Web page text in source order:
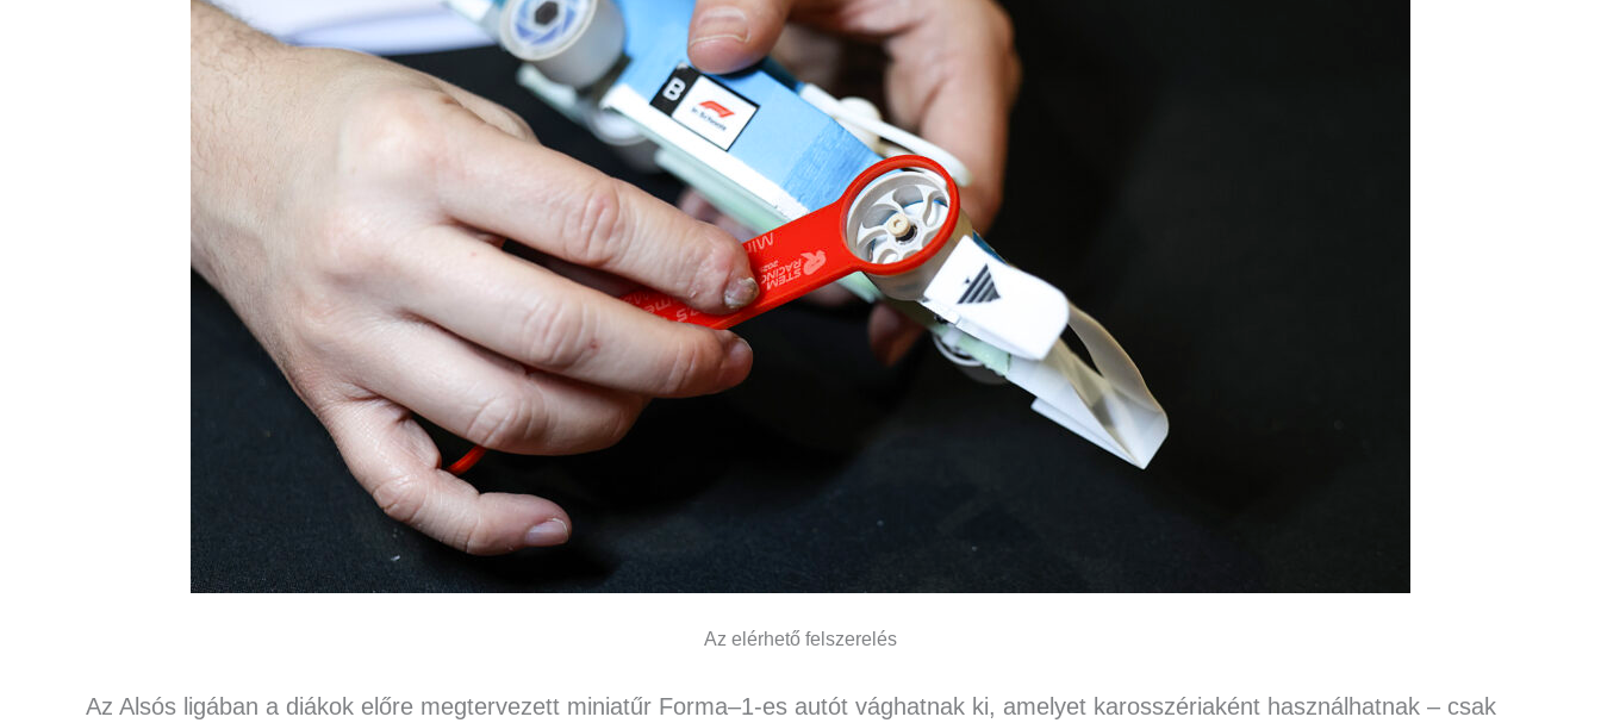
Az elérhető felszerelés
Az Alsós ligában a diákok előre megtervezett miniatűr Forma–1-es autót vághatnak ki, amelyet karosszériaként használhatnak – csak